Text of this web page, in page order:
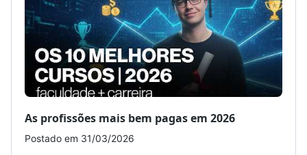
As profissões mais bem pagas em 2026
Postado em 31/03/2026